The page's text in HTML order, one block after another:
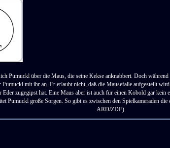
Pumuckl über die Maus, die seine Kekse anknabbert. Doch
Pumuckl mit ihr an. Er erlaubt nicht, daß die Mausefalle aufgestellt
Eder zugegipst hat. Eine Maus aber ist auch für einen Kobold gar kein
Pumuckl große Sorgen. So gibt es zwischen den Spielkameraden
ARD/ZDF)